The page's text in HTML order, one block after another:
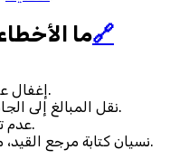
7. ما🔗
إغفال عملية وعدم ترحيلها بالكامل.
نقل المبالغ إلى الجانب الخطأ (مدين بدل دائن).
عدم تحديث الرصيد بعد الترحيل.
نسيان كتابة مرجع القيد، مما يصعّب المراجعة لاحقًا.